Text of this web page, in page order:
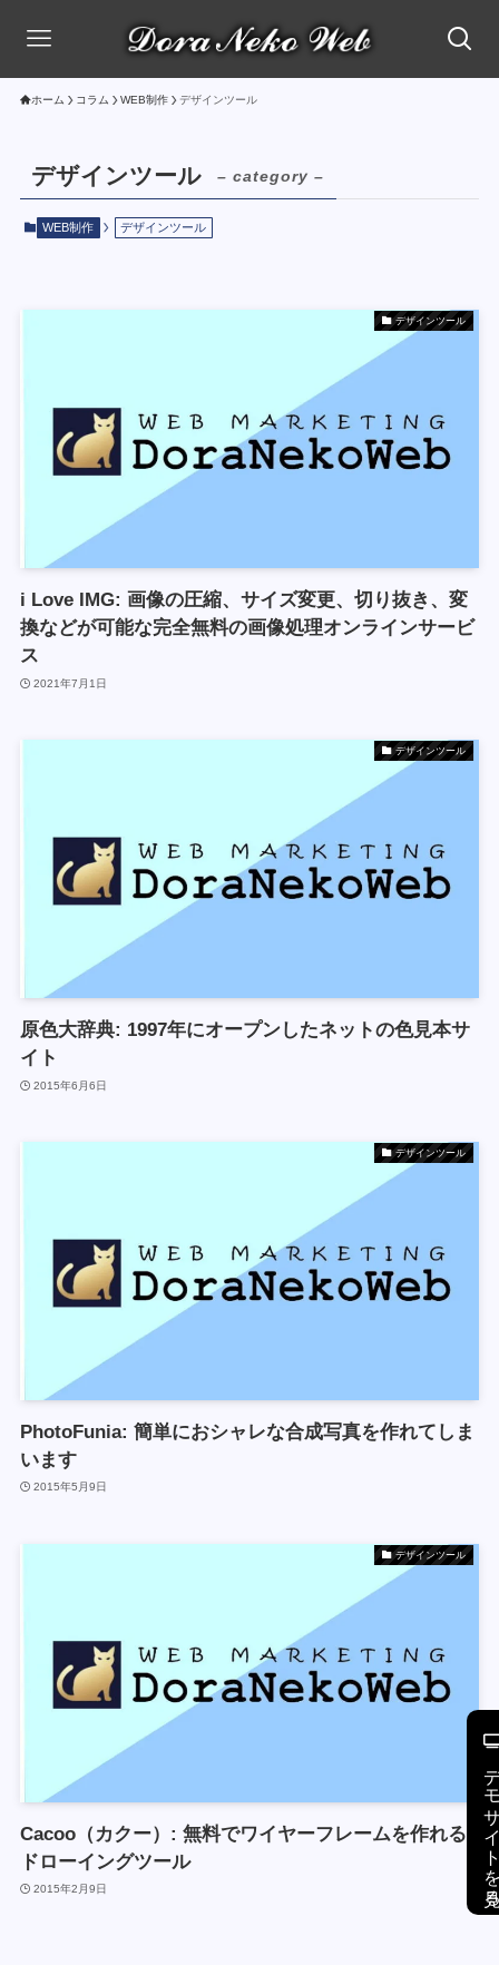
ホーム コラム WEB制作 デザインツール
デザインツール – category –
WEB制作 デザインツール
デザインツール
i Love IMG: 画像の圧縮、サイズ変更、切り抜き、変
換などが可能な完全無料の画像処理オンラインサービ
ス
2021年7月1日
デザインツール
原色大辞典: 1997年にオープンしたネットの色見本サ
イト
2015年6月6日
デザインツール
PhotoFunia: 簡単におシャレな合成写真を作れてしま
います
2015年5月9日
デザインツール
Cacoo（カクー）: 無料でワイヤーフレームを作れる
ドローイングツール
2015年2月9日 デモサ